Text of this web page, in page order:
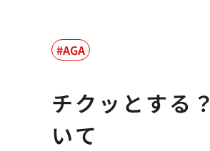
AGA
チクッとする
いて